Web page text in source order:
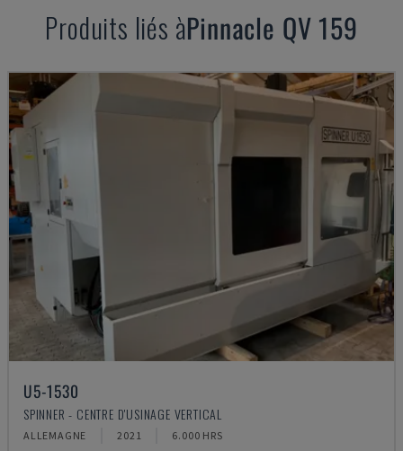
Produits liés àPinnacle QV 159
U5-1530
SPINNER - CENTRE D'USINAGE VERTICAL
ALLEMAGNE 2021 6.000 HRS